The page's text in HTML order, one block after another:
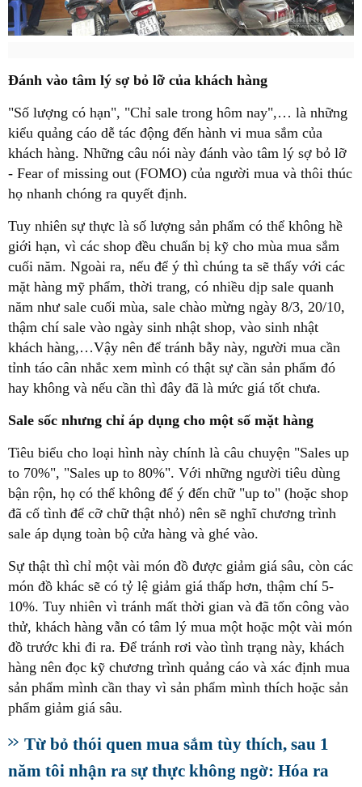
Đánh vào tâm lý sợ bỏ lỡ của khách hàng
"Số lượng có hạn", "Chỉ sale trong hôm nay",… là những
kiểu quảng cáo dễ tác động đến hành vi mua sắm của
khách hàng. Những câu nói này đánh vào tâm lý sợ bỏ lỡ
- Fear of missing out (FOMO) của người mua và thôi thúc
họ nhanh chóng ra quyết định.
Tuy nhiên sự thực là số lượng sản phẩm có thể không hề
giới hạn, vì các shop đều chuẩn bị kỹ cho mùa mua sắm
cuối năm. Ngoài ra, nếu để ý thì chúng ta sẽ thấy với các
mặt hàng mỹ phẩm, thời trang, có nhiều dịp sale quanh
năm như sale cuối mùa, sale chào mừng ngày 8/3, 20/10,
thậm chí sale vào ngày sinh nhật shop, vào sinh nhật
khách hàng,…Vậy nên để tránh bẫy này, người mua cần
tỉnh táo cân nhắc xem mình có thật sự cần sản phẩm đó
hay không và nếu cần thì đây đã là mức giá tốt chưa.
Sale sốc nhưng chỉ áp dụng cho một số mặt hàng
Tiêu biểu cho loại hình này chính là câu chuyện "Sales up
to 70%", "Sales up to 80%". Với những người tiêu dùng
bận rộn, họ có thể không để ý đến chữ "up to" (hoặc shop
đã cố tình để cỡ chữ thật nhỏ) nên sẽ nghĩ chương trình
sale áp dụng toàn bộ cửa hàng và ghé vào.
Sự thật thì chỉ một vài món đồ được giảm giá sâu, còn các
món đồ khác sẽ có tỷ lệ giảm giá thấp hơn, thậm chí 5-
10%. Tuy nhiên vì tránh mất thời gian và đã tốn công vào
thử, khách hàng vẫn có tâm lý mua một hoặc một vài món
đồ trước khi đi ra. Để tránh rơi vào tình trạng này, khách
hàng nên đọc kỹ chương trình quảng cáo và xác định mua
sản phẩm mình cần thay vì sản phẩm mình thích hoặc sản
phẩm giảm giá sâu.
Từ bỏ thói quen mua sắm tùy thích, sau 1
năm tôi nhận ra sự thực không ngờ: Hóa ra